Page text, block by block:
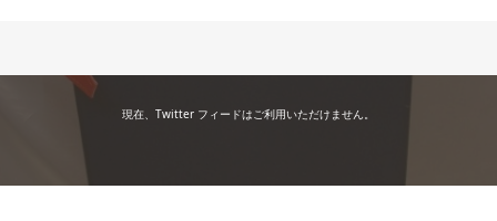
現在、Twitter フィードはご利用いただけません。